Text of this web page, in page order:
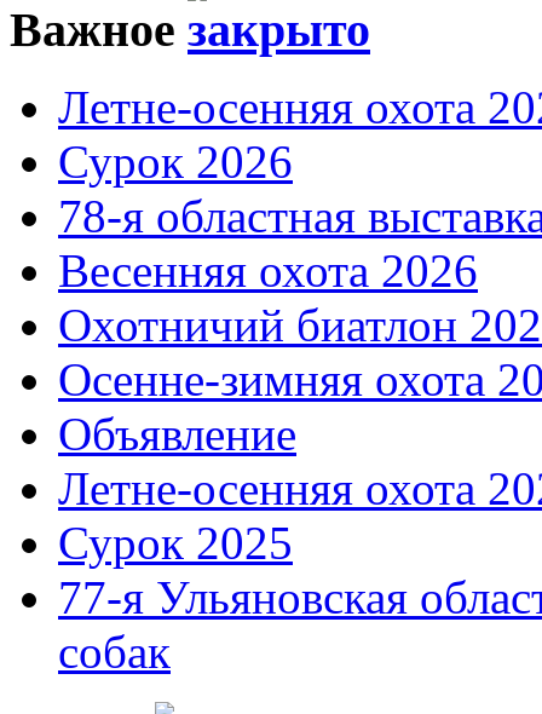
Важное
Летне-осенняя охота
Сурок 2026
78-я областная
Весенняя охота 2026
Охотничий биатлон
Осенне-зимняя охота
Объявление
Летне-осенняя охота
Сурок 2025
77-я Ульяновская
собак